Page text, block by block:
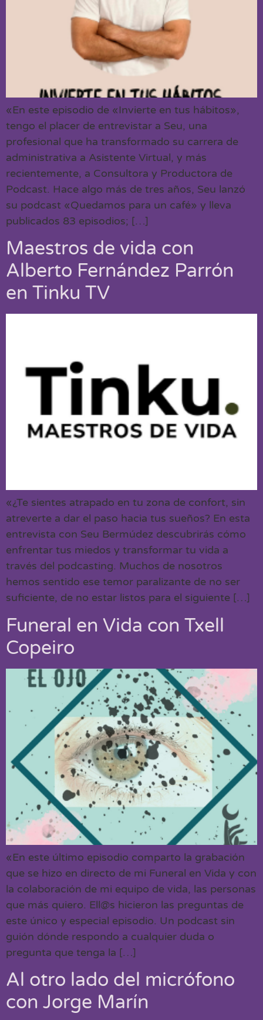
«En este episodio de «Invierte en tus hábitos»,
tengo el placer de entrevistar a Seu, una
profesional que ha transformado su carrera de
administrativa a Asistente Virtual, y más
recientemente, a Consultora y Productora de
Podcast. Hace algo más de tres años, Seu lanzó
su podcast «Quedamos para un café» y lleva
publicados 83 episodios; […]
Maestros de vida con
Alberto Fernández Parrón
en Tinku TV
«¿Te sientes atrapado en tu zona de confort, sin
atreverte a dar el paso hacia tus sueños? En esta
entrevista con Seu Bermúdez descubrirás cómo
enfrentar tus miedos y transformar tu vida a
través del podcasting. Muchos de nosotros
hemos sentido ese temor paralizante de no ser
suficiente, de no estar listos para el siguiente […]
Funeral en Vida con Txell
Copeiro
«En este último episodio comparto la grabación
que se hizo en directo de mi Funeral en Vida y con
la colaboración de mi equipo de vida, las personas
que más quiero. Ell@s hicieron las preguntas de
este único y especial episodio. Un podcast sin
guión dónde respondo a cualquier duda o
pregunta que tenga la […]
Al otro lado del micrófono
con Jorge Marín